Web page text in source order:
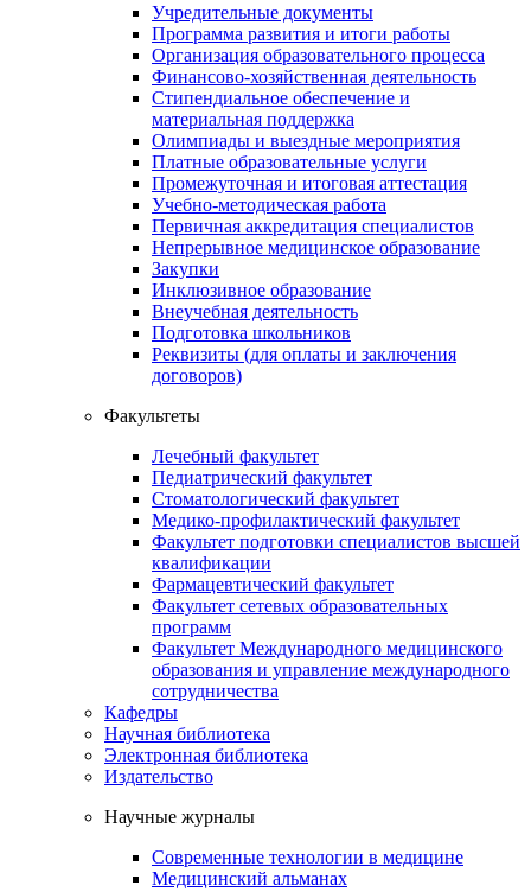
Учредительные документы
Программа развития и итоги работы
Организация образовательного процесса
Финансово-хозяйственная деятельность
Стипендиальное обеспечение и
материальная поддержка
Олимпиады и выездные мероприятия
Платные образовательные услуги
Промежуточная и итоговая аттестация
Учебно-методическая работа
Первичная аккредитация специалистов
Непрерывное медицинское образование
Закупки
Инклюзивное образование
Внеучебная деятельность
Подготовка школьников
Реквизиты (для оплаты и заключения
договоров)
Факультеты
Лечебный факультет
Педиатрический факультет
Стоматологический факультет
Медико-профилактический факультет
Факультет подготовки специалистов высшей
квалификации
Фармацевтический факультет
Факультет сетевых образовательных
программ
Факультет Международного медицинского
образования и управление международного
сотрудничества
Кафедры
Научная библиотека
Электронная библиотека
Издательство
Научные журналы
Современные технологии в медицине
Медицинский альманах